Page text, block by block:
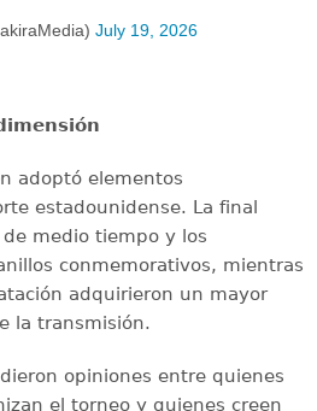
July 19, 2026
adoptó elementos
estadounidense. La final
medio tiempo y los
conmemorativos, mientras
adquirieron un mayor
la transmisión.
opiniones entre quienes
el torneo y quienes creen